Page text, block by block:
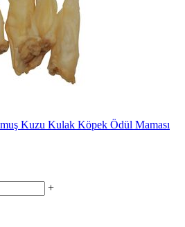
Kuzu Kulak Köpek Ödül Maması
+